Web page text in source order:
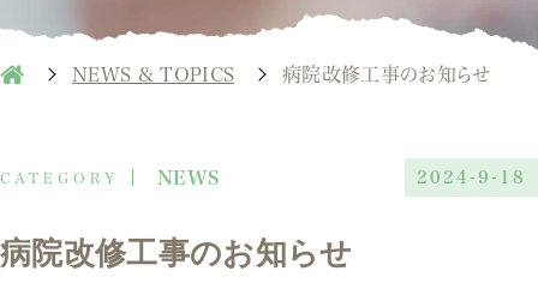
NEWS & TOPICS 病院改修工事のお知らせ
NEWS 2024-9-18
病院改修工事のお知らせ